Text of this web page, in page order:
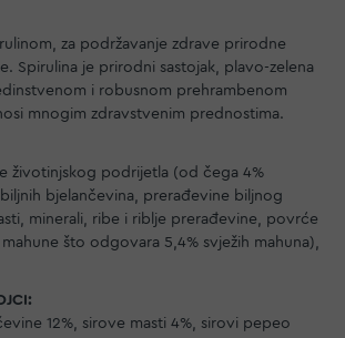
za podržavanje zdrave prirodne
Spirulina je prirodni sastojak, plavo-zelena
i robusnom prehrambenom
mnogim zdravstvenim prednostima.
životinjskog podrijetla (od čega 4%
bjelančevina, prerađevine biljnog
minerali, ribe i riblje prerađevine, povrće
što odgovara 5,4% svježih mahuna),
12%, sirove masti 4%, sirovi pepeo